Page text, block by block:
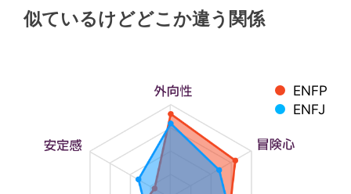
似ているけどどこか違う関係
ENFP
ENFJ